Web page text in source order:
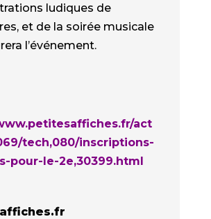
ludiques de
et de la soirée musicale
l’événement.
act
tech,080/inscriptions-
pour-le-2e,30399.html